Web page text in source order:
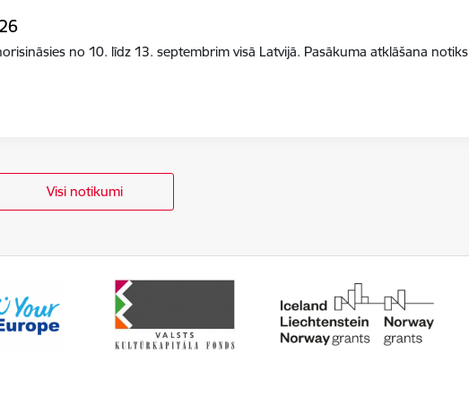
no 10. līdz 13. septembrim visā Latvijā. Pasākuma atklāšana notiks
Visi notikumi